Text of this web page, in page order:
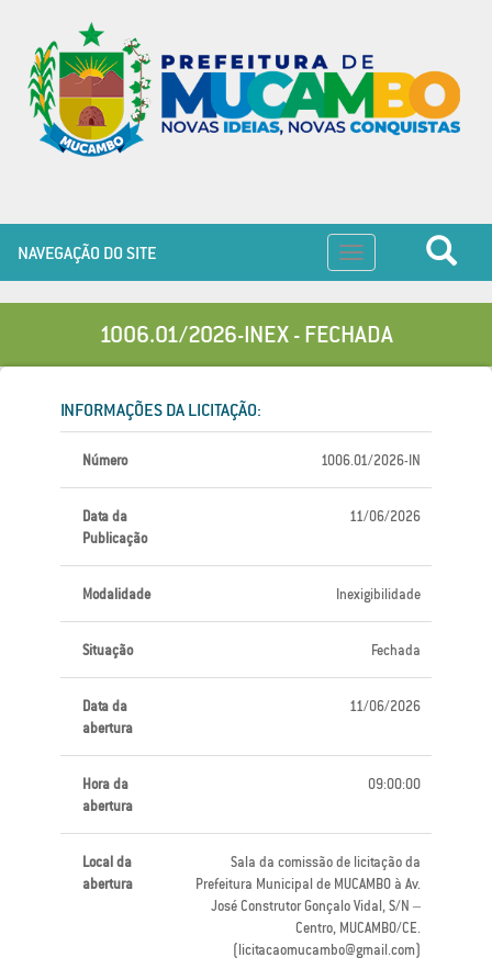
Toggle
navigation
NAVEGAÇÃO DO SITE
1006.01/2026-INEX - FECHADA
INFORMAÇÕES DA LICITAÇÃO:
Número 1006.01/2026-IN
Data da
Publicação
11/06/2026
Modalidade Inexigibilidade
Situação Fechada
Data da
abertura
11/06/2026
Hora da
abertura
09:00:00
Local da
abertura
Sala da comissão de licitação da
Prefeitura Municipal de MUCAMBO à Av.
José Construtor Gonçalo Vidal, S/N –
Centro, MUCAMBO/CE.
(licitacaomucambo@gmail.com)